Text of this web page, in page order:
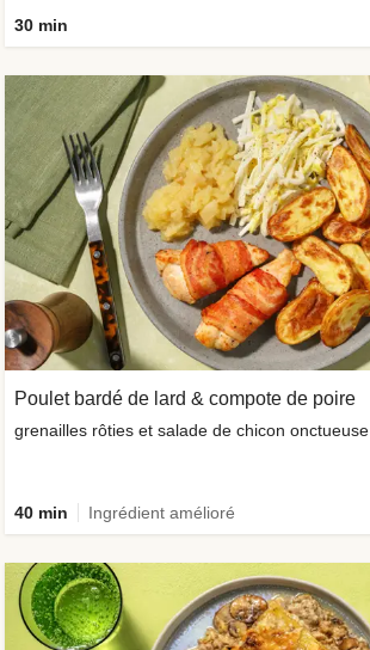
30 min
Poulet bardé de lard & compote de poire
grenailles rôties et salade de chicon onctueuse
40 min Ingrédient amélioré